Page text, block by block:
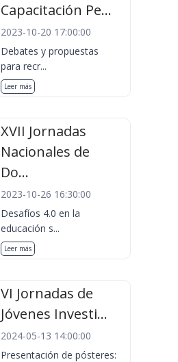
Capacitación Pe...
2023-10-20 17:00:00
Debates y propuestas
para recr...
Leer más
XVII Jornadas
Nacionales de
Do...
2023-10-26 16:30:00
Desafíos 4.0 en la
educación s...
Leer más
VI Jornadas de
Jóvenes Investi...
2024-05-13 14:00:00
Presentación de pósteres: